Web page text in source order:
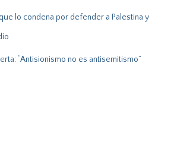
lo condena por defender a Palestina y
“Antisionismo no es antisemitismo”